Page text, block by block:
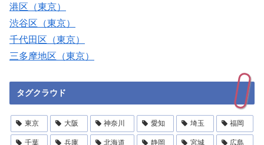
港区（東京）
渋谷区（東京）
千代田区（東京）
三多摩地区（東京）
タグクラウド
東京 大阪 神奈川 愛知 埼玉 福岡
千葉 兵庫 北海道 静岡 宮城 広島